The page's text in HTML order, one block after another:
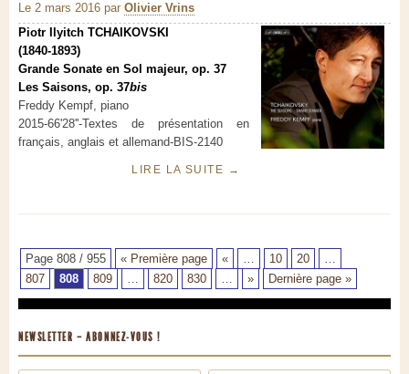
Le 2 mars 2016 par Olivier Vrins
Piotr Ilyitch TCHAIKOVSKI
(1840-1893)
Grande Sonate en Sol majeur, op. 37
Les Saisons, op. 37bis
Freddy Kempf, piano
2015-66'28''-Textes de présentation en
français, anglais et allemand-BIS-2140
LIRE LA SUITE →
Page 808 / 955 « Première page « … 10 20
…
807
808 809 … 820 830 … » Dernière page »
NEWSLETTER – ABONNEZ-VOUS !